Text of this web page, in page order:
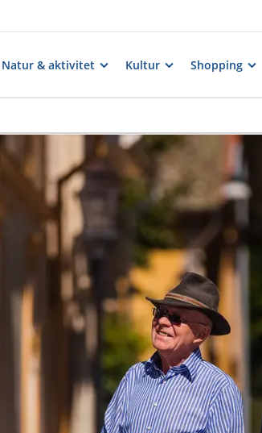
Natur & aktivitet Kultur Shopping